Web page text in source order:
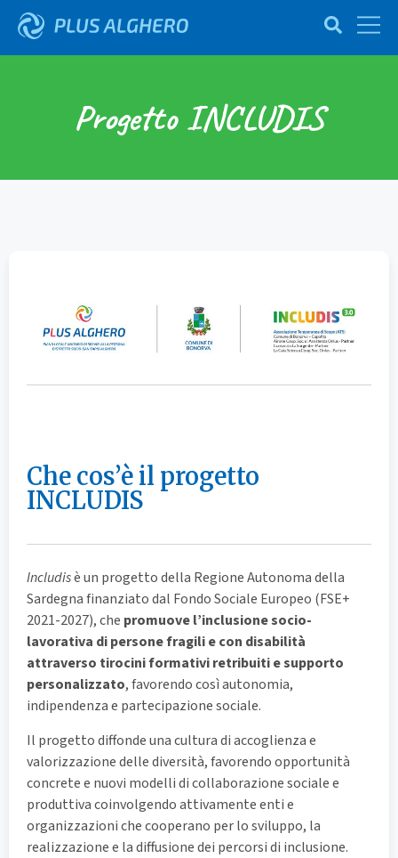
Progetto INCLUDIS
Che cos’è il progetto
INCLUDIS
Includisè un progetto della Regione Autonoma della
Sardegna finanziato dal Fondo Sociale Europeo (FSE+
2021-2027), che promuove l’inclusione socio-
lavorativa di persone fragili e con disabilità
attraverso tirocini formativi retribuiti e supporto
personalizzato, favorendo così autonomia,
indipendenza e partecipazione sociale.
Il progetto diffonde una cultura di accoglienza e
valorizzazione delle diversità, favorendo opportunità
concrete e nuovi modelli di collaborazione sociale e
produttiva coinvolgendo attivamente enti e
organizzazioni che cooperano per lo sviluppo, la
realizzazione e la diffusione dei percorsi di inclusione.